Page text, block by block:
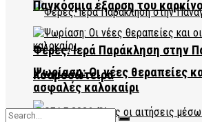
Φέρες: Ιερά Παράκληση στην
Κοσμοσώτειρα
Παγκόσμια έξαρση του
Ψωρίαση: Οι νέες θεραπείες
ασφαλές καλοκαίρι